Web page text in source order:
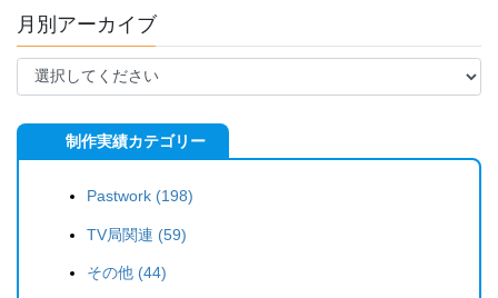
月別アーカイブ
制作実績カテゴリー
Pastwork (198)
TV局関連 (59)
その他 (44)